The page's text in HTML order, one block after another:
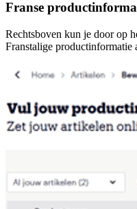
Franse
Rechtsboven kun je door op
Franstalige productinformatie